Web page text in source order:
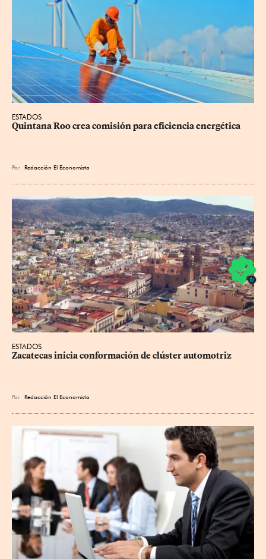
ESTADOS
Quintana Roo crea comisión para eficiencia energética
Por Redacción El Economista
ESTADOS
Zacatecas inicia conformación de clúster automotriz
Por Redacción El Economista